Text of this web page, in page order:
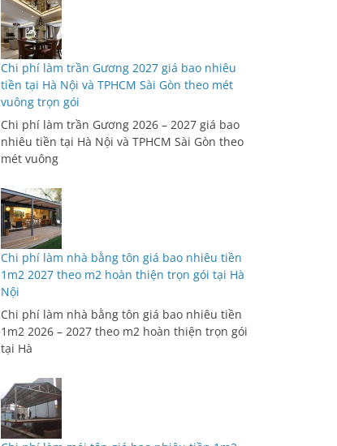
Chi phí làm trần Gương 2027 giá bao nhiêu
tiền tại Hà Nội và TPHCM Sài Gòn theo mét
vuông trọn gói
Chi phí làm trần Gương 2026 – 2027 giá bao
nhiêu tiền tại Hà Nội và TPHCM Sài Gòn theo
mét vuông
Chi phí làm nhà bằng tôn giá bao nhiêu tiền
1m2 2027 theo m2 hoàn thiện trọn gói tại Hà
Nội
Chi phí làm nhà bằng tôn giá bao nhiêu tiền
1m2 2026 – 2027 theo m2 hoàn thiện trọn gói
tại Hà